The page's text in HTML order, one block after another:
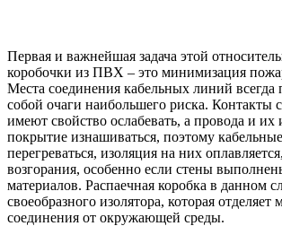
Первая и важнейшая задача этой
коробочки из ПВХ – это минимизация
Места соединения кабельных линий всегда
собой очаги наибольшего риска. Контакты
имеют свойство ослабевать, а провода и их
покрытие изнашиваться, поэтому
перегреваться, изоляция на них
возгорания, особенно если стены
материалов. Распаечная коробка в данном
своеобразного изолятора, которая
соединения от окружающей среды.